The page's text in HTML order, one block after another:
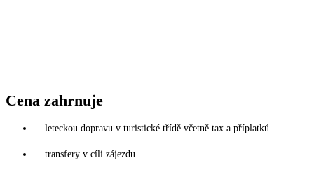
Cena zahrnuje
leteckou dopravu v turistické třídě včetně tax a příplatků
transfery v cíli zájezdu